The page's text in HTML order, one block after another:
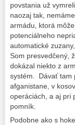
povstania už
naozaj tak,
armádu, ktorá
potenciálneho
automatické
Som presvedčený,
dokázal niekto z
systém. Dávať tam
afganistane, v
operáciách, a aj pri
pomník.
Podobne ako s